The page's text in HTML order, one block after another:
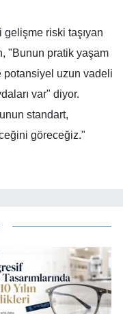
riski taşıyan
"Bunun pratik yaşam
potansiyel uzun vadeli
var" diyor.
standart,
göreceğiz."